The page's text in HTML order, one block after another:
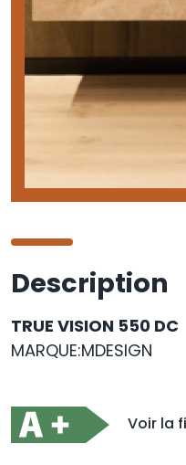
Description
TRUE VISION 550 DC
MARQUE:MDESIGN
Voir la